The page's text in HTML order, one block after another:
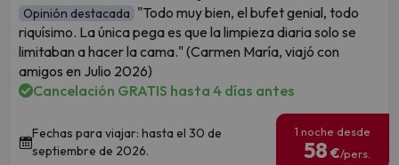
Opinión destacada "Todo muy bien, el bufet genial, todo
riquísimo. La única pega es que la limpieza diaria solo se
limitaban a hacer la cama." (Carmen María, viajó con
amigos en Julio 2026)
Cancelación GRATIS hasta 4 días antes
Fechas para viajar: hasta el 30 de
septiembre de 2026.
1 noche desde
58 €/pers.